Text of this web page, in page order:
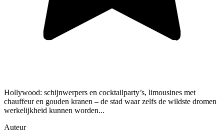
Hollywood: schijnwerpers en cocktailparty’s, limousines met
chauffeur en gouden kranen – de stad waar zelfs de wildste dromen
werkelijkheid kunnen worden...
Auteur